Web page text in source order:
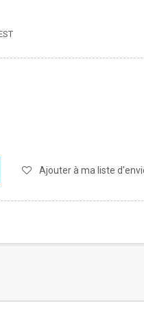
Ajouter à ma liste